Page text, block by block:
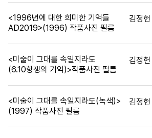
<1996년에 대한 희미한 기억들
AD2019>(1996) 작품사진 필름
김정헌
<미술이 그대를 속일지라도
(6.10항쟁의 기억)>작품사진 필름
김정헌
<미술이 그대를 속일지라도(녹색)>
(1997) 작품사진 필름
김정헌